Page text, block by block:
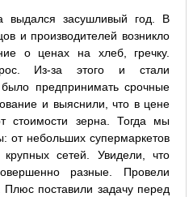
выдался засушливый год. В
и производителей возникло
о ценах на хлеб, гречку.
Из-за этого и стали
предпринимать срочные
и выяснили, что в цене
стоимости зерна. Тогда мы
от небольших супермаркетов
сетей. Увидели, что
разные. Провели
поставили задачу перед